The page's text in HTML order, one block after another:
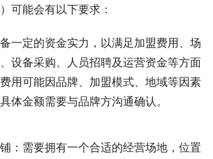
可能会有以下要求：
备一定的资金实力，以满足加盟费用、场
设备采购、人员招聘及运营资金等方面
用可能因品牌、加盟模式、地域等因素
体金额需要与品牌方沟通确认。
：需要拥有一个合适的经营场地，位置